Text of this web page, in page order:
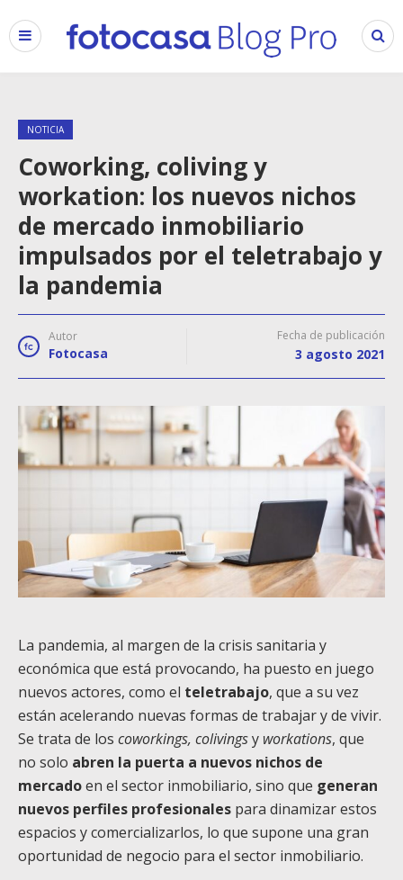
NOTICIA
Coworking, coliving y
workation: los nuevos nichos
de mercado inmobiliario
impulsados por el teletrabajo y
la pandemia
Autor
Fotocasa
Fecha de publicación
3 agosto 2021
La pandemia, al margen de la crisis sanitaria y
económica que está provocando, ha puesto en juego
nuevos actores, como el teletrabajo, que a su vez
están acelerando nuevas formas de trabajar y de vivir.
Se trata de los coworkings, colivingsy workations, que
no solo abren la puerta a nuevos nichos de
mercadoen el sector inmobiliario, sino que generan
nuevos perfiles profesionales para dinamizar estos
espacios y comercializarlos, lo que supone una gran
oportunidad de negocio para el sector inmobiliario.